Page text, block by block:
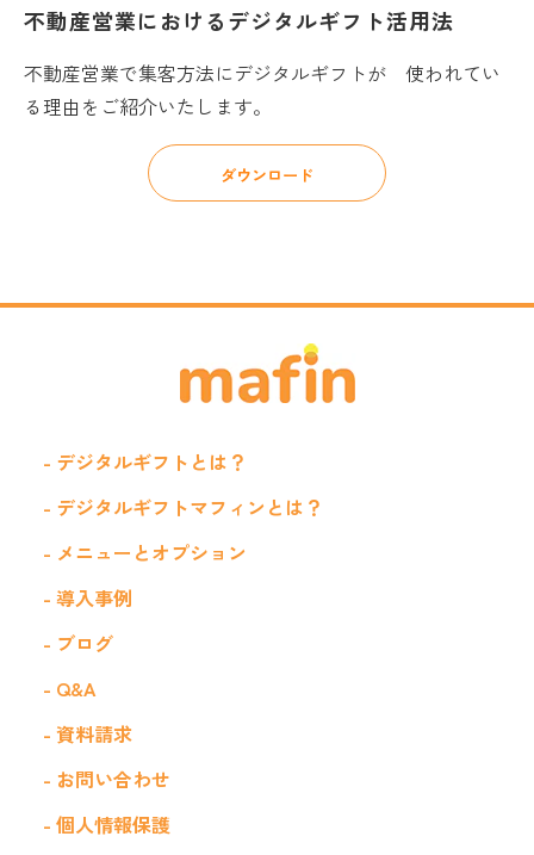
不動産営業におけるデジタルギフト活用法
不動産営業で集客方法にデジタルギフトが 使われてい
る理由をご紹介いたします。
ダウンロード
- デジタルギフトとは？
- デジタルギフトマフィンとは？
- メニューとオプション
- 導入事例
- ブログ
- Q&A
- 資料請求
- お問い合わせ
- 個人情報保護